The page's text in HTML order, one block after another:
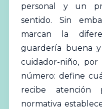
personal y un
sentido. Sin
marcan la
guardería buena
cuidador-niño,
número: define
recibe atención
normativa